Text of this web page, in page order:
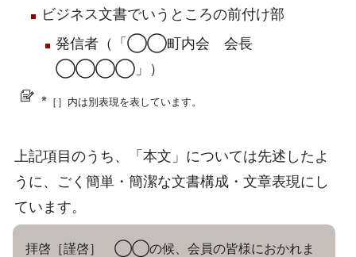
ビジネス文書でいうところの前付け部
発信者（「◯◯町内会 会長
◯◯◯◯」）
※ ［］内は別表現を表しています。
上記項目のうち、「本文」については先述したよ
うに、ごく簡単・簡潔な文書構成・文章表現にし
ています。
拝啓［謹啓］ ◯◯の候、会員の皆様におかれま